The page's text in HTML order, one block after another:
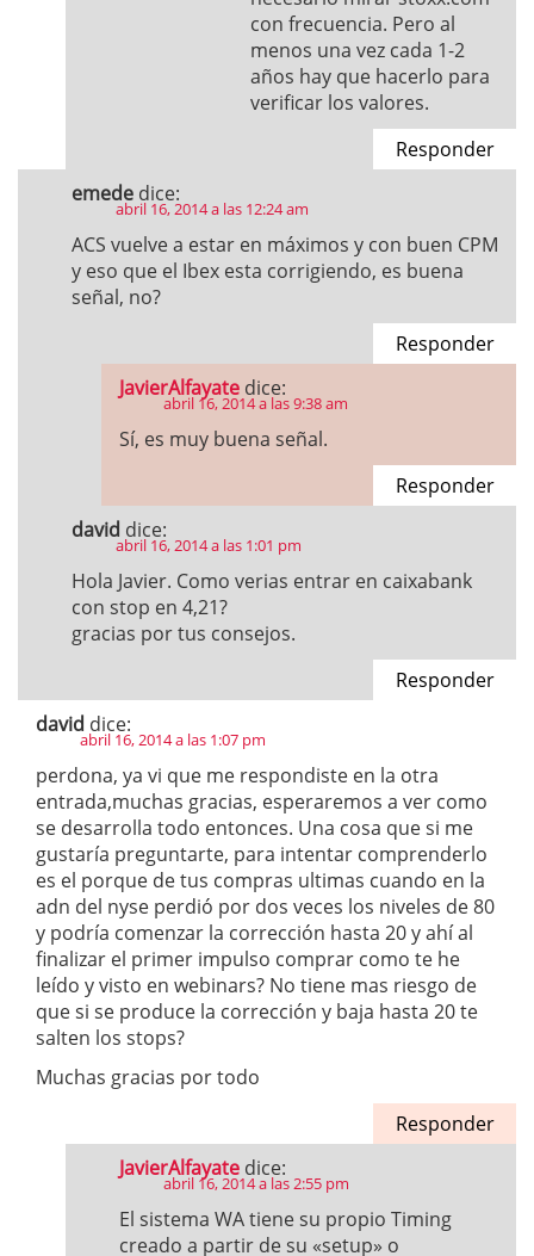
con frecuencia. Pero al
menos una vez cada 1-2
años hay que hacerlo para
verificar los valores.
Responder
emede dice:
abril 16, 2014 a las 12:24 am
ACS vuelve a estar en máximos y con buen CPM
y eso que el Ibex esta corrigiendo, es buena
señal, no?
Responder
JavierAlfayate dice:
abril 16, 2014 a las 9:38 am
Sí, es muy buena señal.
Responder
david dice:
abril 16, 2014 a las 1:01 pm
Hola Javier. Como verias entrar en caixabank
con stop en 4,21?
gracias por tus consejos.
Responder
david dice:
abril 16, 2014 a las 1:07 pm
perdona, ya vi que me respondiste en la otra
entrada,muchas gracias, esperaremos a ver como
se desarrolla todo entonces. Una cosa que si me
gustaría preguntarte, para intentar comprenderlo
es el porque de tus compras ultimas cuando en la
adn del nyse perdió por dos veces los niveles de 80
y podría comenzar la corrección hasta 20 y ahí al
finalizar el primer impulso comprar como te he
leído y visto en webinars? No tiene mas riesgo de
que si se produce la corrección y baja hasta 20 te
salten los stops?
Muchas gracias por todo
Responder
JavierAlfayate dice:
abril 16, 2014 a las 2:55 pm
El sistema WA tiene su propio Timing
creado a partir de su «setup» o